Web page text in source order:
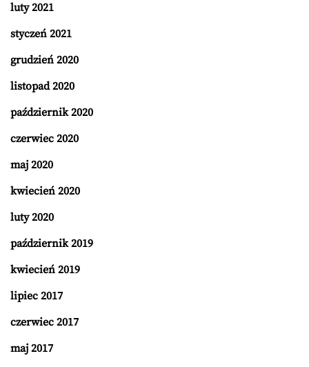
luty 2021
styczeń 2021
grudzień 2020
listopad 2020
październik 2020
czerwiec 2020
maj 2020
kwiecień 2020
luty 2020
październik 2019
kwiecień 2019
lipiec 2017
czerwiec 2017
maj 2017